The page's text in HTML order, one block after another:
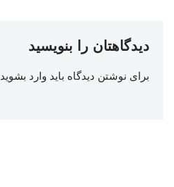
دیدگاهتان را بنویسید
برای نوشتن دیدگاه باید وارد بشوید